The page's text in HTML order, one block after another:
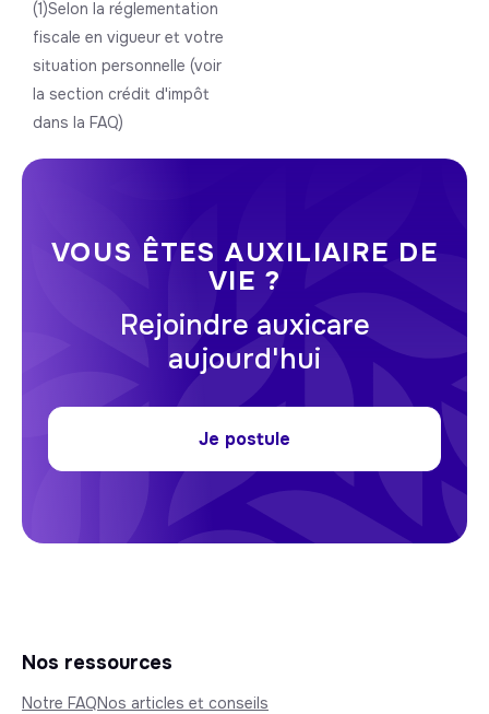
(1)Selon la réglementation
fiscale en vigueur et votre
situation personnelle (voir
la section crédit d'impôt
dans la FAQ)
VOUS ÊTES AUXILIAIRE DE
VIE ?
Rejoindre auxicare
aujourd'hui
Je postule
Nos ressources
Notre FAQNos articles et conseils